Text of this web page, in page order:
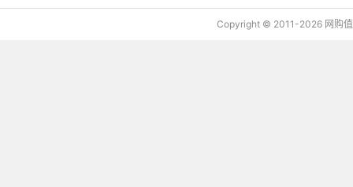
Copyright © 2011-2026 网购